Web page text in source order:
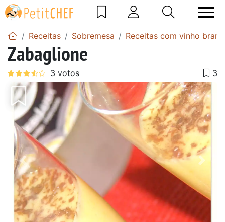
Receitas Sobremesa Receitas com vinho
Zabaglione
Anterior Next